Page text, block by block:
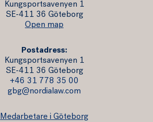
Kungsportsavenyen 1
SE-411 36 Göteborg
Open map
Postadress:
Kungsportsavenyen 1
SE-411 36 Göteborg
+46 31 778 35 00
gbg@nordialaw.com
Medarbetare i Göteborg